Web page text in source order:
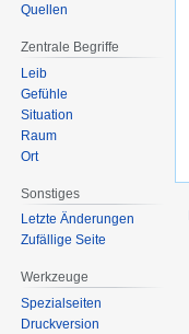
Quellen
Zentrale Begriffe
Leib
Gefühle
Situation
Raum
Ort
Sonstiges
Letzte Änderungen
Zufällige Seite
Werkzeuge
Spezialseiten
Druckversion